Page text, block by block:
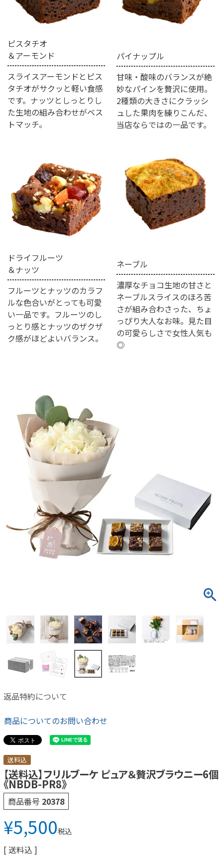
ピスタチオ
＆アーモンド
スライスアーモンドとピス
タチオがサクッと軽い食感
です。ナッツとしっとりし
た生地の組み合わせがベス
トマッチ。
パイナップル
甘味・酸味のバランスが絶
妙なパインを贅沢に使用。
2種類の大きさにクラッシ
ュした果肉を練りこんだ、
当店ならではの一品です。
ドライフルーツ
＆ナッツ
フルーツとナッツのカラフ
ルな色合いがとっても可愛
い一品です。フルーツのし
っとり感とナッツのザクザ
ク感がほどよいバランス。
ネーブル
濃厚なチョコ生地の甘さと
ネーブルスライスのほろ苦
さが組み合わさった、ちょ
っぴり大人なお味。見た目
の可愛らしさで女性人気も
◎
返品特約について
商品についてのお問い合わせ
送料込
【送料込】フリルブーケ ピュア＆贅沢ブラウニー6個
《NBDB-PR8》
商品番号 20378
¥5,500税込
送料込